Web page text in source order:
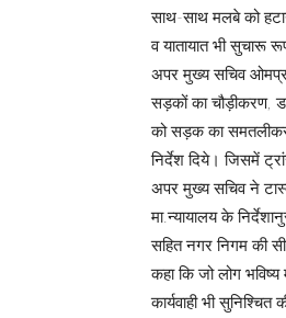
साथ-साथ मलबे को
व यातायात भी सुचारू
अपर मुख्य सचिव
सड़कों का चौड़ीकरण,
को सड़क का
निर्देश दिये। जिसमें
अपर मुख्य सचिव ने
मा.न्यायालय के
सहित नगर निगम की
कहा कि जो लोग
कार्यवाही भी सुनिश्चित